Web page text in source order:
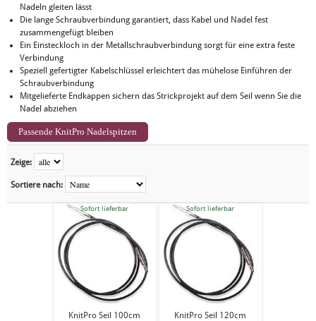
Nadeln gleiten lässt
Die lange Schraubverbindung garantiert, dass Kabel und Nadel fest
zusammengefügt bleiben
Ein Einsteckloch in der Metallschraubverbindung sorgt für eine extra feste
Verbindung
Speziell gefertigter Kabelschlüssel erleichtert das mühelose Einführen der
Schraubverbindung
Mitgelieferte Endkappen sichern das Strickprojekt auf dem Seil wenn Sie die
Nadel abziehen
Passende KnitPro Nadelspitzen
Zeige:
Sortiere nach:
Sofort lieferbar
KnitPro Seil 100cm
Sofort lieferbar
KnitPro Seil 120cm